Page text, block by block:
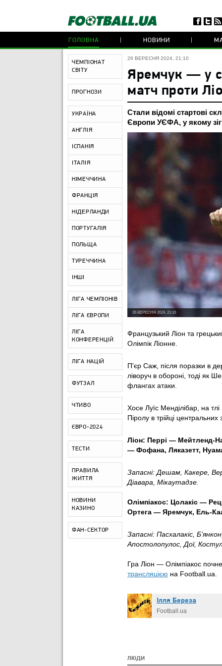
ГОЛОВНА НОВИНИ
ЧЕМПІОНАТ
СВІТУ
ПРОГНОЗИ
УКРАЇНА
АНГЛІЯ
ІСПАНІЯ
ІТАЛІЯ
НІМЕЧЧИНА
ФРАНЦІЯ
НІДЕРЛАНДИ
ПОРТУГАЛІЯ
ПОЛЬЩА
ТУРЕЧЧИНА
ІНШІ
ЛІГА ЧЕМПІОНІВ
ЛІГА ЄВРОПИ
ЛІГА
КОНФЕРЕНЦІЙ
ЛІГА НАЦІЙ
ФУТЗАЛ
ЧТИВО
ЄВРО-2024
ТЕСТИ
ПРАВИЛА
ЖИТТЯ
НОВИНИ
КАЗИНО
ФАН-СЕКТОР
26 ВЕРЕСНЯ 2024, 21:10
Яремчук — у
матч проти
Стали відомі стартові
Європи УЄФА, у якому
26 ВЕРЕСНЯ 2024, 21:10
Французький Ліон та
Олімпік Ліонне.
П'єр Саж, після поразки в
ліворуч в обороні, тоді як
флангах атаки.
Хосе Луїс Менділібар, на
Піролу в трійці
Ліон: Перрі — Мейтленд-
— Фофана, Ляказетт,
Запасні: Дешам, Какере,
Діавара, Мікаутадзе.
Олімпіакос: Цолакіс —
Ортега — Яремчук, Ель-
Запасні: Пасхалакіс,
Апостолопулос, Дої,
Гра Ліон — Олімпіакос
трансляцією на Football.ua.
Ілля Береза
Football.ua
ЛЮДИ